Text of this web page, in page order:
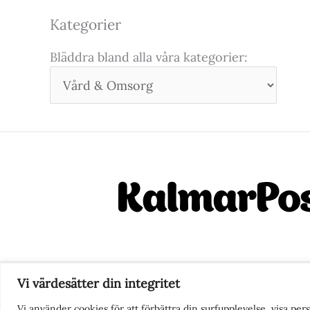
Vi värdesätter din integritet
Kategorier
Bläddra bland alla våra kategorier:
Nyhetstips eller frågor?